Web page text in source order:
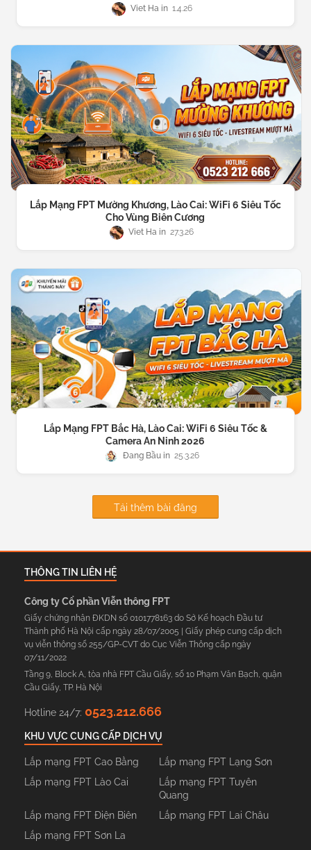
Viet Ha 1.4.26
Lắp Mạng FPT Mường Khương, Lào Cai: WiFi 6 Siêu Tốc
Cho Vùng Biên Cương
Viet Ha 27.3.26
Lắp Mạng FPT Bắc Hà, Lào Cai: WiFi 6 Siêu Tốc &
Camera An Ninh 2026
Đang Bầu 25.3.26
Tải thêm bài đăng
THÔNG TIN LIÊN HỆ
Công ty Cổ phần Viễn thông FPT
Giấy chứng nhận ĐKDN số 0101778163 do Sở Kế hoạch Đầu tư
Thành phố Hà Nội cấp ngày 28/07/2005 | Giấy phép cung cấp dịch
vụ viễn thông số 255/GP-CVT do Cục Viễn Thông cấp ngày
07/11/2022
Tầng 9, Block A, tòa nhà FPT Cầu Giấy, số 10 Phạm Văn Bạch, quận
Cầu Giấy, TP. Hà Nội
Hotline 24/7: 0523.212.666
KHU VỰC CUNG CẤP DỊCH VỤ
Lắp mạng FPT Cao Bằng
Lắp mạng FPT Lạng Sơn
Lắp mạng FPT Lào Cai
Lắp mạng FPT Tuyên
Quang
Lắp mạng FPT Điện Biên
Lắp mạng FPT Lai Châu
Lắp mạng FPT Sơn La